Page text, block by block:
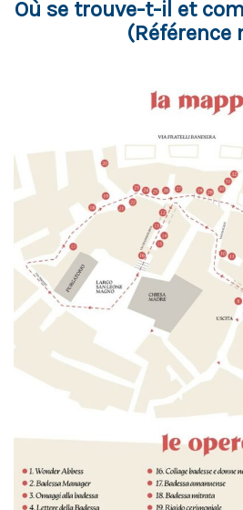
Où se trouve-t-il et
(Référence